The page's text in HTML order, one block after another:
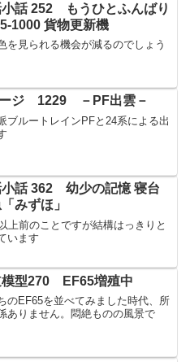
小話 252 もうひとふんばり
1000 貨物更新機
を見られる機会が減るのでしょう
ージ 1229 －PF出雲－
ブルートレインPFと24系による出
小話 362 幼少の記憶 寝台
みずほ」
上前のことですが結構はっきりと
います
模型270 EF65増殖中
のEF65を並べてみました時代、所
ありません。悶絶ものの風景で